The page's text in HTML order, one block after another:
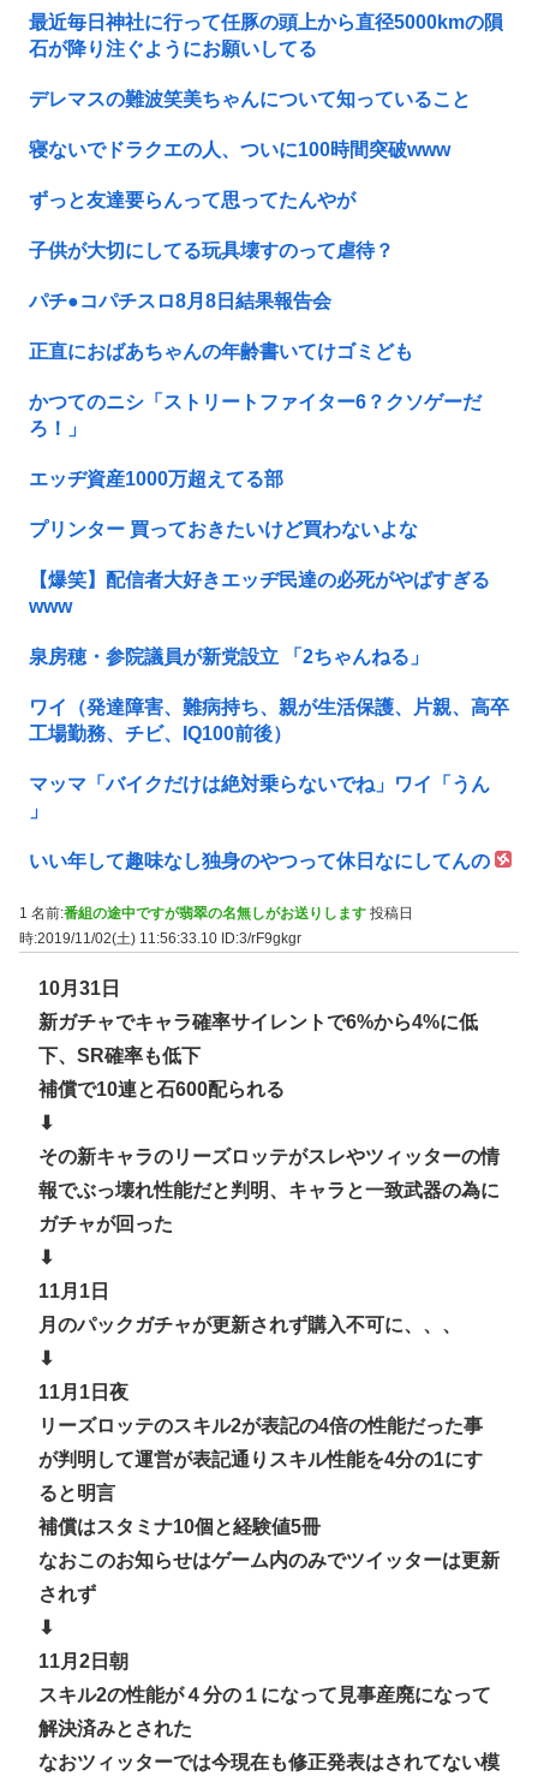
最近毎日神社に行って任豚の頭上から直径5000kmの隕
石が降り注ぐようにお願いしてる
デレマスの難波笑美ちゃんについて知っていること
寝ないでドラクエの人、ついに100時間突破www
ずっと友達要らんって思ってたんやが
子供が大切にしてる玩具壊すのって虐待？
パチ●コパチスロ8月8日結果報告会
正直におばあちゃんの年齢書いてけゴミども
かつてのニシ「ストリートファイター6？クソゲーだ
ろ！」
エッヂ資産1000万超えてる部
プリンター 買っておきたいけど買わないよな
【爆笑】配信者大好きエッヂ民達の必死がやばすぎる
www
泉房穂・参院議員が新党設立 「2ちゃんねる」
ワイ（発達障害、難病持ち、親が生活保護、片親、高卒
工場勤務、チビ、IQ100前後）
マッマ「バイクだけは絶対乗らないでね」ワイ「うん
」
いい年して趣味なし独身のやつって休日なにしてんの
1 名前:番組の途中ですが翡翠の名無しがお送りします 投稿日
時:2019/11/02(土) 11:56:33.10 ID:3/rF9gkgr
10月31日
新ガチャでキャラ確率サイレントで6%から4%に低
下、SR確率も低下
補償で10連と石600配られる
⬇
その新キャラのリーズロッテがスレやツィッターの情
報でぶっ壊れ性能だと判明、キャラと一致武器の為に
ガチャが回った
⬇
11月1日
月のパックガチャが更新されず購入不可に、、、
⬇
11月1日夜
リーズロッテのスキル2が表記の4倍の性能だった事
が判明して運営が表記通りスキル性能を4分の1にす
ると明言
補償はスタミナ10個と経験値5冊
なおこのお知らせはゲーム内のみでツイッターは更新
されず
⬇
11月2日朝
スキル2の性能が４分の１になって見事産廃になって
解決済みとされた
なおツィッターでは今現在も修正発表はされてない模